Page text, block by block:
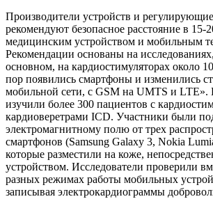
Производители устройств и
рекомендуют безопасное расстояние в 15-
медицинским устройством и мобильным
Рекомендации основаны на
основном, на кардиостимуляторах около
пор появились смартфоны и изменились
мобильной сети, с GSM на UMTS и
изучили более 300 пациентов с
кардиоверетрами ICD. Участники были
электромагнитному полю от трех
смартфонов (Samsung Galaxy 3, Nokia
которые разместили на коже,
устройством. Исследователи проверили
разных режимах работы мобильных
записывая электрокардиограммы